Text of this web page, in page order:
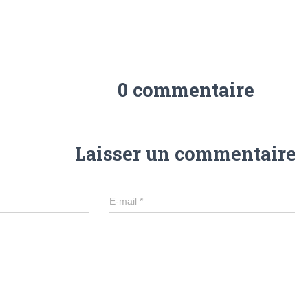
0 commentaire
Laisser un commentaire
E-mail*